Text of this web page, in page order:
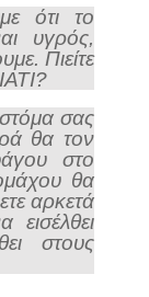
ότι το
υγρός,
Πιείτε
σας
θα τον
στο
θα
αρκετά
στους